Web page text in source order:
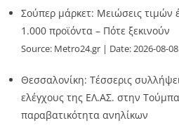
Σούπερ μάρκετ: Μειώσεις
1.000 προϊόντα – Πότε ξεκινούν
Source: Metro24.gr Date: 2026-08-08
Θεσσαλονίκη: Τέσσερις
ελέγχους της ΕΛ.ΑΣ. στην
παραβατικότητα ανηλίκων